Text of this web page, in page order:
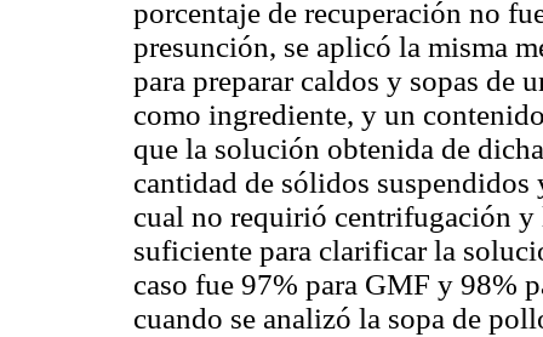
porcentaje de recuperación no
presunción, se aplicó la misma
para preparar caldos y sopas de
como ingrediente, y un
que la solución obtenida de
cantidad de sólidos
cual no requirió centrifugación
suficiente para clarificar la
caso fue 97% para GMF y 98%
cuando se analizó la sopa de